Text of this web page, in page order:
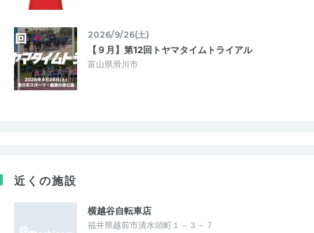
2026/9/26(土)
【９月】第12回トヤマタイムトライアル
富山県滑川市
近くの施設
横越谷自転車店
福井県越前市清水頭町１－３－７